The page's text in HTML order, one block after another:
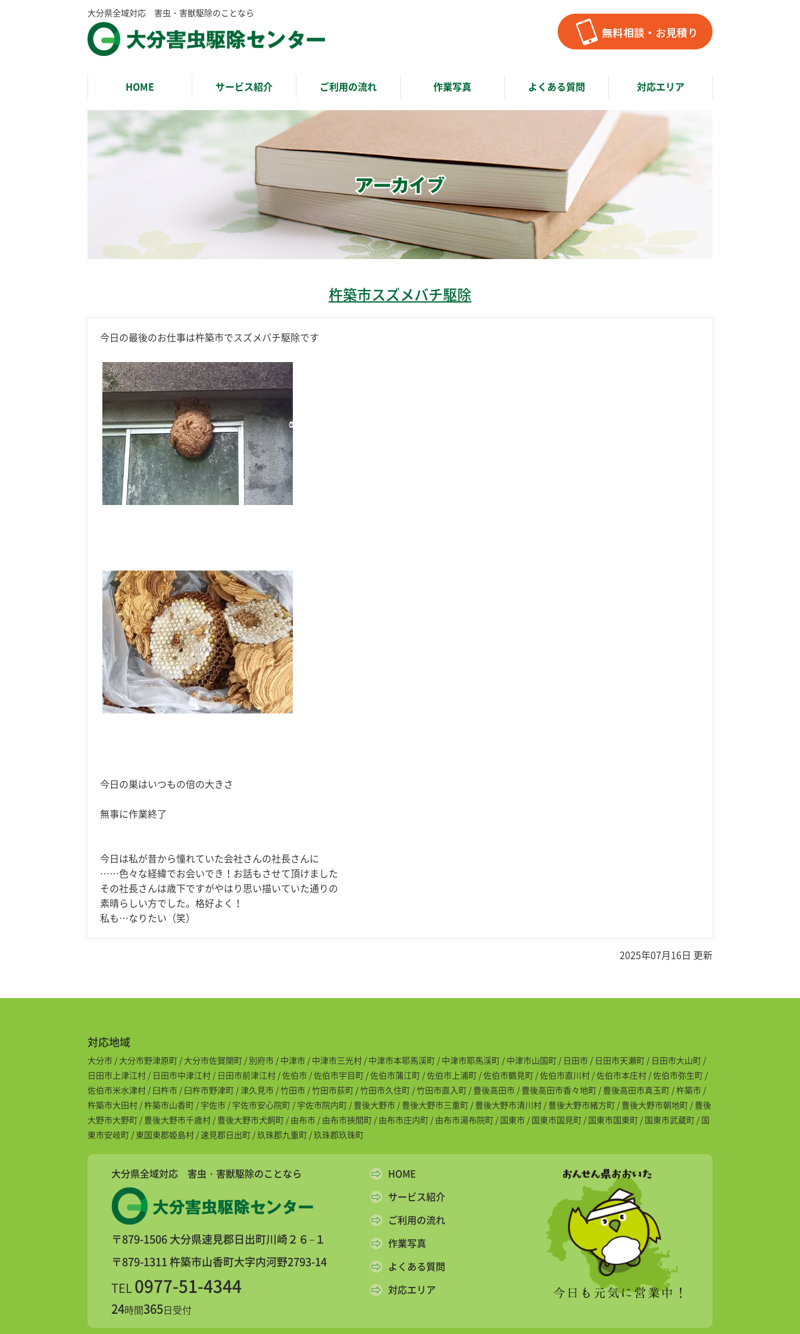
大分県全域対応 害虫・害獣駆除のことなら
HOME サービス紹介 ご利用の流れ 作業写真 よくある質問 対応エリア
杵築市スズメバチ駆除
今日の最後のお仕事は杵築市でスズメバチ駆除です
今日の巣はいつもの倍の大きさ
無事に作業終了
今日は私が昔から憧れていた会社さんの社長さんに
……色々な経緯でお会いでき！お話もさせて頂けました
その社長さんは歳下ですがやはり思い描いていた通りの
素晴らしい方でした。格好よく！
私も…なりたい（笑）
2025年07月16日 更新
対応地域
大分市 / 大分市野津原町 / 大分市佐賀関町 / 別府市 / 中津市 / 中津市三光村 / 中津市本耶馬渓町 / 中津市耶馬渓町 / 中津市山国町 / 日田市 / 日田市天瀬町 / 日田市大山町 /
日田市上津江村 / 日田市中津江村 / 日田市前津江村 / 佐伯市 / 佐伯市宇目町 / 佐伯市蒲江町 / 佐伯市上浦町 / 佐伯市鶴見町 / 佐伯市直川村 / 佐伯市本庄村 / 佐伯市弥生町 /
佐伯市米水津村 / 臼杵市 / 臼杵市野津町 / 津久見市 / 竹田市 / 竹田市荻町 / 竹田市久住町 / 竹田市直入町 / 豊後高田市 / 豊後高田市香々地町 / 豊後高田市真玉町 / 杵築市 /
杵築市大田村 / 杵築市山香町 / 宇佐市 / 宇佐市安心院町 / 宇佐市院内町 / 豊後大野市 / 豊後大野市三重町 / 豊後大野市清川村 / 豊後大野市緒方町 / 豊後大野市朝地町 / 豊後
大野市大野町 / 豊後大野市千歳村 / 豊後大野市犬飼町 / 由布市 / 由布市挾間町 / 由布市庄内町 / 由布市湯布院町 / 国東市 / 国東市国見町 / 国東市国東町 / 国東市武蔵町 / 国
東市安岐町 / 東国東郡姫島村 / 速見郡日出町 / 玖珠郡九重町 / 玖珠郡玖珠町
大分県全域対応 害虫・害獣駆除のことなら
〒879-1506大分県速見郡日出町川崎２６−１
〒879-1311杵築市山香町大字内河野2793-14
TEL0977-51-4344
24時間365日受付
HOME
サービス紹介
ご利用の流れ
作業写真
よくある質問
対応エリア